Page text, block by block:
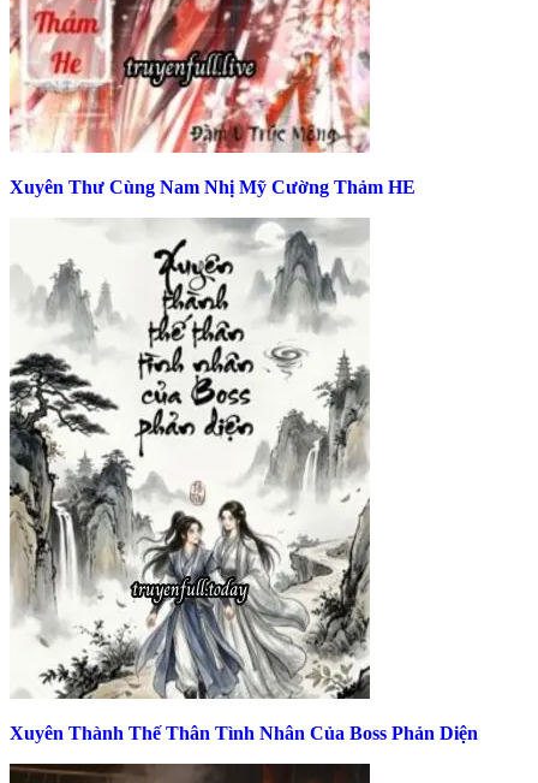
Xuyên Thư Cùng Nam Nhị Mỹ Cường Thảm HE
Xuyên Thành Thế Thân Tình Nhân Của Boss Phản Diện